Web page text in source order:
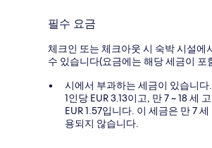
필수 요금
체크인 또는 체크아웃 시 숙박 시설에
수 있습니다(요금에는 해당 세금이 포
시에서 부과하는 세금이 있습니다
1인당 EUR 3.13이고, 만 7 ~ 18 세
EUR 1.57입니다. 이 세금은 만 7
용되지 않습니다.